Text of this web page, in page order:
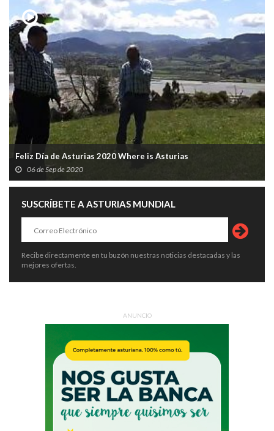
Feliz Día de Asturias 2020 Where is Asturias
06 de Sep de 2020
SUSCRÍBETE A ASTURIAS MUNDIAL
Recibe directamente en tu buzón nuestras noticias destacadas y las
mejores ofertas.
ANUNCIO